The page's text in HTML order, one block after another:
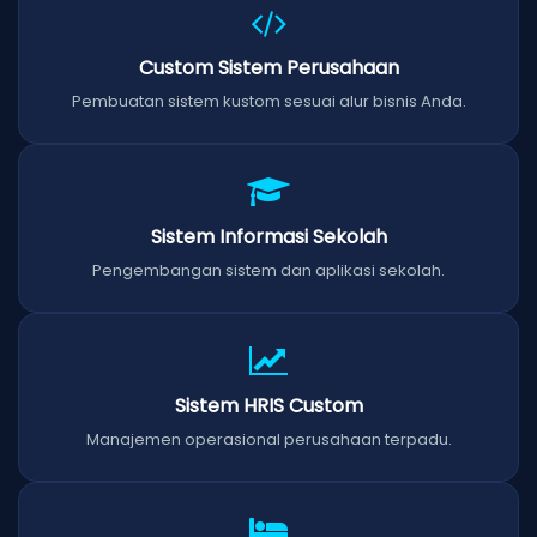
Custom Sistem Perusahaan
Pembuatan sistem kustom sesuai alur bisnis Anda.
Sistem Informasi Sekolah
Pengembangan sistem dan aplikasi sekolah.
Sistem HRIS Custom
Manajemen operasional perusahaan terpadu.